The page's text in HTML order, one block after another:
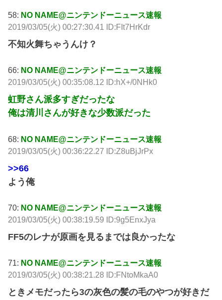
58: NO NAME@ニンテンドーニュース速報
2019/03/05(火) 00:27:30.41 ID:FIt7HrKdr
不知火舞ちゃうんけ？
66: NO NAME@ニンテンドーニュース速報
2019/03/05(火) 00:35:08.12 ID:hX+/0NHk0
虹野さん派多すぎだったな
俺は清川さんが好きな少数派だった
68: NO NAME@ニンテンドーニュース速報
2019/03/05(火) 00:36:22.27 ID:Z8uBjJrPx
>>66
よう俺
70: NO NAME@ニンテンドーニュース速報
2019/03/05(火) 00:38:19.59 ID:9g5EnxJya
FF5のレナが原画を見るまでは良かったな
71: NO NAME@ニンテンドーニュース速報
2019/03/05(火) 00:38:21.28 ID:FNtoMkaA0
ときメモだったら3の灰色の髪の毛のやつが好きだ